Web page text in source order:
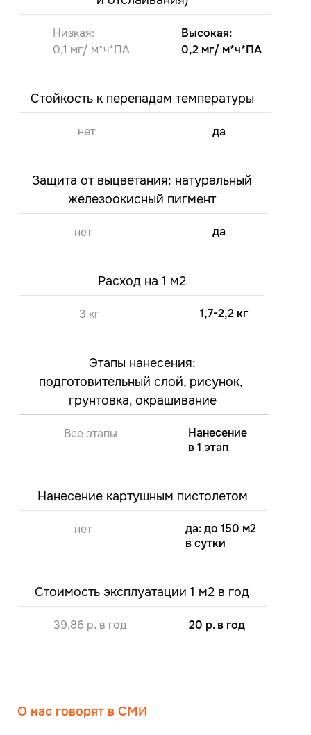
20 р. в год
39,86 р. в год
Стоимость эксплуатации 1 м2 в год
да: до 150 м2
в сутки
нет
Нанесение картушным пистолетом
Нанесение
в 1 этап
Все этапы
Этапы нанесения:
подготовительный слой, рисунок,
грунтовка, окрашивание
1,7-2,2 кг
3 кг
Расход на 1 м2
да
нет
Защита от выцветания: натуральный
железоокисный пигмент
да
нет
Стойкость к перепадам температуры
Высокая:
0,2 мг/ м*ч*ПА
Низкая:
0,1 мг/ м*ч*ПА
О нас говорят в СМИ